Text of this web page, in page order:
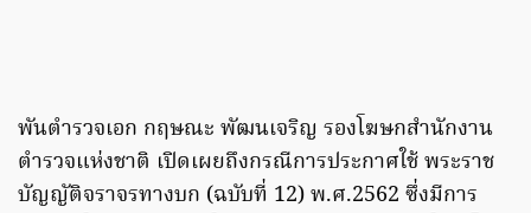
พันตำรวจเอก กฤษณะ พัฒนเจริญ รองโฆษกสำนักงาน
ตำรวจแห่งชาติ เปิดเผยถึงกรณีการประกาศใช้ พระราช
บัญญัติจราจรทางบก (ฉบับที่ 12) พ.ศ.2562 ซึ่งมีการ